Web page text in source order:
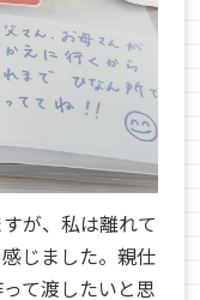
が、私は離れて
じました。親仕
て渡したいと思